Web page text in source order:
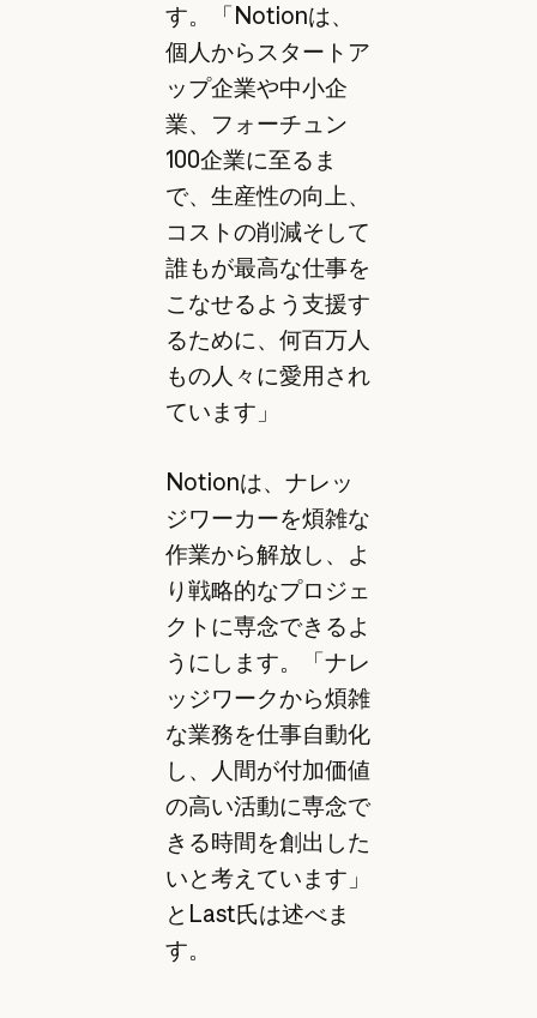
す。「Notionは、
個人からスタートア
ップ企業や中小企
業、フォーチュン
100企業に至るま
で、生産性の向上、
コストの削減そして
誰もが最高な仕事を
こなせるよう支援す
るために、何百万人
もの人々に愛用され
ています」
Notionは、ナレッ
ジワーカーを煩雑な
作業から解放し、よ
り戦略的なプロジェ
クトに専念できるよ
うにします。「ナレ
ッジワークから煩雑
な業務を仕事自動化
し、人間が付加価値
の高い活動に専念で
きる時間を創出した
いと考えています」
とLast氏は述べま
す。